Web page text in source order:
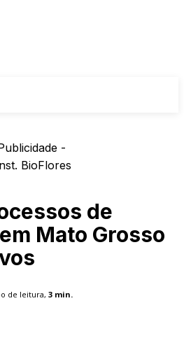
-
de
Mato Grosso
de leitura, 3 min.